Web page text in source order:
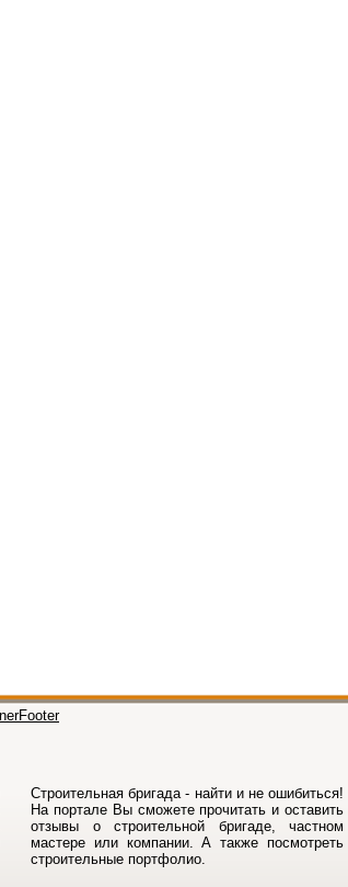
Строительная бригада - найти и не ошибиться!
На порталe Вы сможете прочитать и оставить
отзывы о строительной бригаде, частном
мастере или компании. А также посмотреть
строительные портфолио.